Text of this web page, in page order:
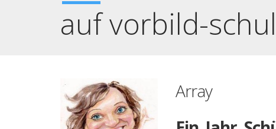
auf vorbild-
Array